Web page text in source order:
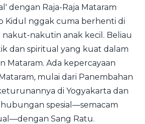
dengan Raja-Raja Mataram
Kidul nggak cuma berhenti di
nakutin anak kecil. Beliau
dan spiritual yang kuat dalam
Mataram. Ada kepercayaan
mulai dari Panembahan
di Yogyakarta dan
spesial—semacam
Sang Ratu.